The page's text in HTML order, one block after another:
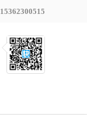
15362300515